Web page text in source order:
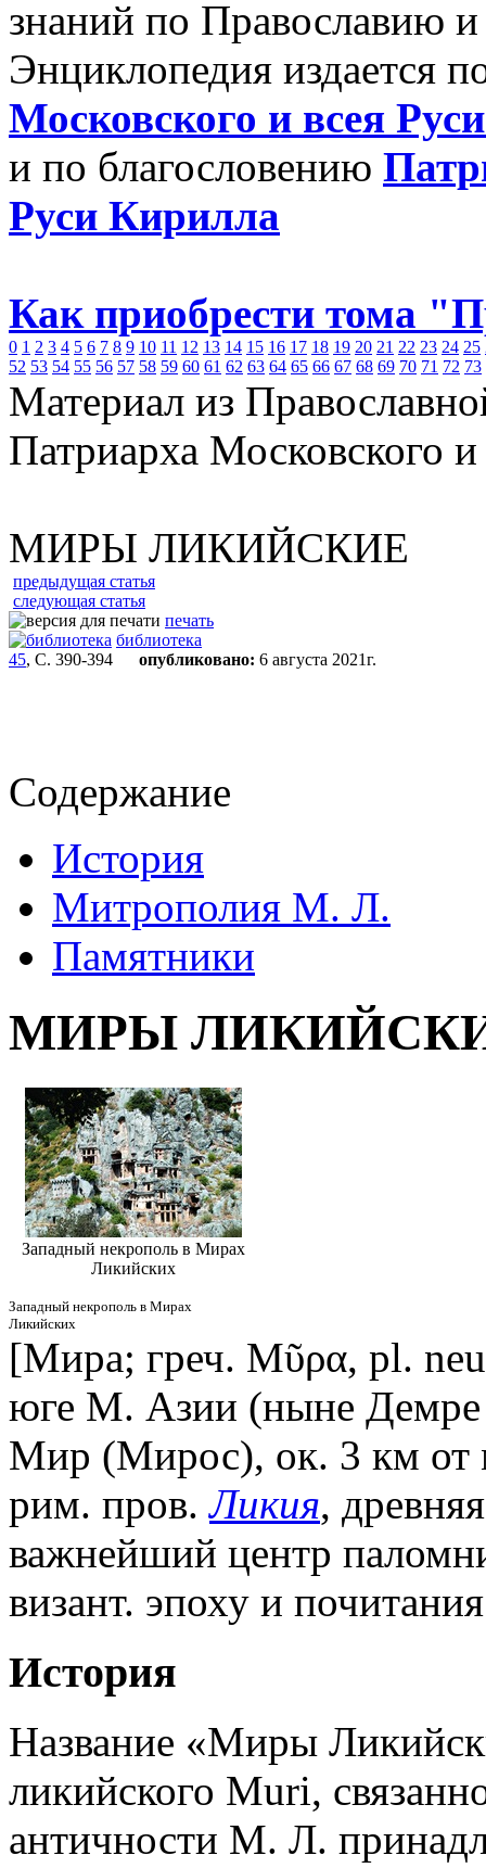
знаний по Православию
Энциклопедия издается
Московского и всея
и по благословению
Руси Кирилла
Как приобрести тома
0 1 2 3 4 5 6 7 8 9 10 11 12 13 14 15 16 17 18 19 20 21 22 23 24 25
52 53 54 55 56 57 58 59 60 61 62 63 64 65 66 67 68 69 70 71 72 73
Материал из
Патриарха Московского
МИРЫ ЛИКИЙСКИЕ
предыдущая статья
следующая статья
печать
библиотека
45, С. 390-394 опубликовано: 6 августа 2021г.
Содержание
История
Митрополия М. Л.
Памятники
МИРЫ
Западный некрополь в Мирах
Ликийских
Западный некрополь в Мирах
Ликийских
[Мира; греч. Μῦρα, pl.
юге М. Азии (ныне Демре
Мир (Мирос), ок. 3 км от
рим. пров.Ликия,
важнейший центр
визант. эпоху и
История
Название «Миры
ликийского Muri,
античности М. Л.